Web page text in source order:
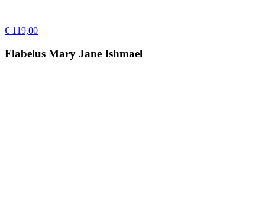
€ 119,00
Flabelus Mary Jane Ishmael